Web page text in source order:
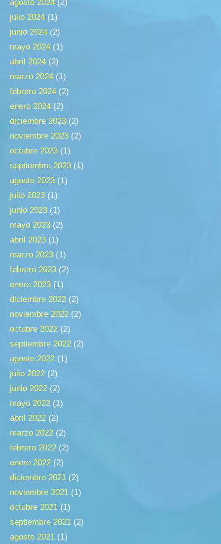
agosto 2024 (2)
julio 2024 (1)
junio 2024 (2)
mayo 2024 (1)
abril 2024 (2)
marzo 2024 (1)
febrero 2024 (2)
enero 2024 (2)
diciembre 2023 (2)
noviembre 2023 (2)
octubre 2023 (1)
septiembre 2023 (1)
agosto 2023 (1)
julio 2023 (1)
junio 2023 (1)
mayo 2023 (2)
abril 2023 (1)
marzo 2023 (1)
febrero 2023 (2)
enero 2023 (1)
diciembre 2022 (2)
noviembre 2022 (2)
octubre 2022 (2)
septiembre 2022 (2)
agosto 2022 (1)
julio 2022 (2)
junio 2022 (2)
mayo 2022 (1)
abril 2022 (2)
marzo 2022 (2)
febrero 2022 (2)
enero 2022 (2)
diciembre 2021 (2)
noviembre 2021 (1)
octubre 2021 (1)
septiembre 2021 (2)
agosto 2021 (1)